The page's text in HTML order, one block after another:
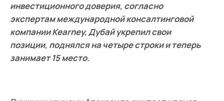
купить Plumpy со сладким топпингом за 17 дирхам.